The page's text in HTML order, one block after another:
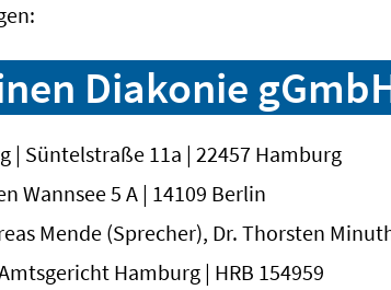
Diakonie
| Süntelstraße 11a | 22457 Hamburg
Wannsee 5 A | 14109 Berlin
Mende (Sprecher), Dr. Thorsten
Hamburg | HRB 154959